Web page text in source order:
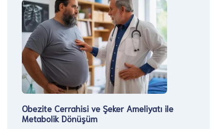
Obezite Cerrahisi ve Şeker Ameliyatı ile
Metabolik Dönüşüm